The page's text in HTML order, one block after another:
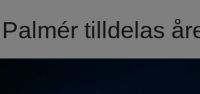
tilldelas